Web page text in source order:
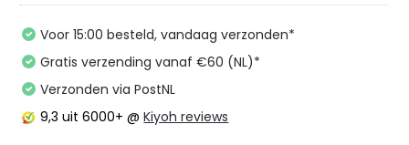
Voor 15:00 besteld, vandaag verzonden*
Gratis verzending vanaf €60 (NL)*
Verzonden via PostNL
9,3 uit 6000+ @Kiyoh reviews